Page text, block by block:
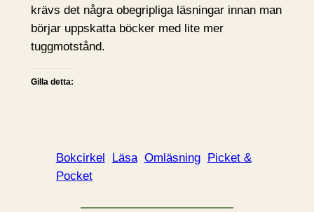
krävs det några obegripliga läsningar innan man
börjar uppskatta böcker med lite mer
tuggmotstånd.
Gilla detta:
Bokcirkel Läsa Omläsning
Picket &
Pocket